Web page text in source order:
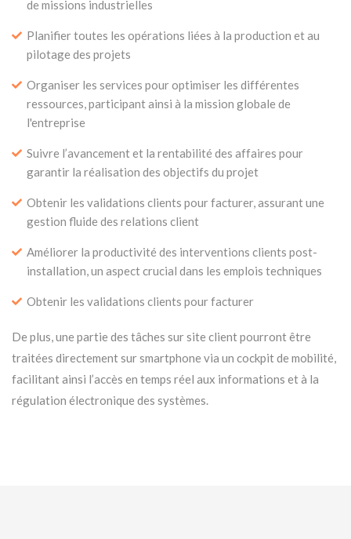
de missions industrielles
Planifier toutes les opérations liées à la production et au
pilotage des projets
Organiser les services pour optimiser les différentes
ressources, participant ainsi à la mission globale de
l'entreprise
Suivre l’avancement et la rentabilité des affaires pour
garantir la réalisation des objectifs du projet
Obtenir les validations clients pour facturer, assurant une
gestion fluide des relations client
Améliorer la productivité des interventions clients post-
installation, un aspect crucial dans les emplois techniques
Obtenir les validations clients pour facturer
De plus, une partie des tâches sur site client pourront être
traitées directement sur smartphone via un cockpit de mobilité,
facilitant ainsi l’accès en temps réel aux informations et à la
régulation électronique des systèmes.